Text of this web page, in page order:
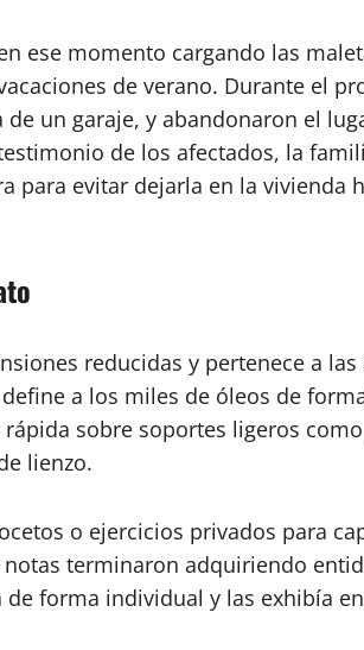
ese momento cargando las
de verano. Durante el
un garaje, y abandonaron el
de los afectados, la
para evitar dejarla en la vivienda
reducidas y pertenece a
a los miles de óleos de
sobre soportes ligeros
lienzo.
o ejercicios privados para
terminaron adquiriendo
forma individual y las exhibía